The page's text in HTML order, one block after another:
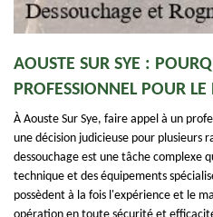
AOUSTE SUR SYE :
PROFESSIONNEL POUR
À Aouste Sur Sye, faire appel à un
une décision judicieuse pour plusieurs
dessouchage est une tâche complexe
technique et des équipements
possèdent à la fois l'expérience et le